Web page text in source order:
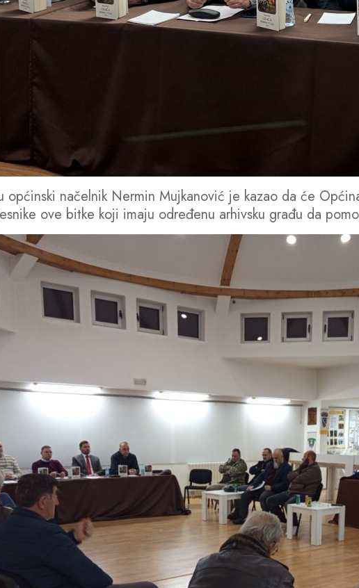
općinski načelnik Nermin Mujkanović je kazao da će
ove bitke koji imaju određenu arhivsku građu da